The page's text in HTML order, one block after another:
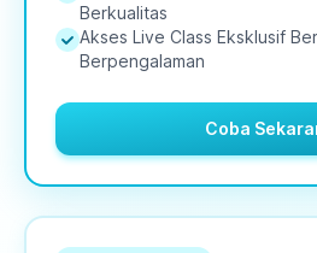
Berkualitas
Akses Live Class Eksklusif
Berpengalaman
Coba